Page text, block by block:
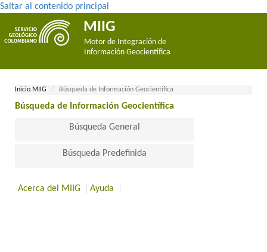
Saltar al contenido principal
MIIG
Motor de Integración de
Información Geocientífica
Inicio MII​​​G Búsqueda de Información Geocientífica
Búsqueda de Información Geocientífica​
Búsqueda General
Búsqueda Predefinida
Acerca del MIIG Ayuda